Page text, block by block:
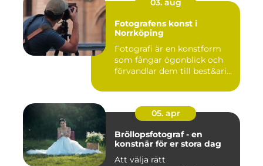
Fotografens konst i
Norrköping
Fotografi är en konstform
som fångar ögonblick och
förvandlar dem till best&ari...
05. apr
Bröllopsfotograf - en
konstnär för er stora dag
Att välja rätt